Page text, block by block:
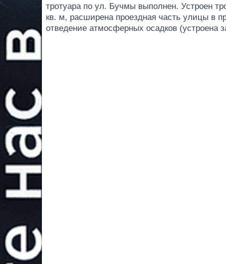
тротуара по ул. Бучмы выполнен. Устроен
кв. м, расширена проездная часть улицы в
отведение атмосферных осадков (устроена